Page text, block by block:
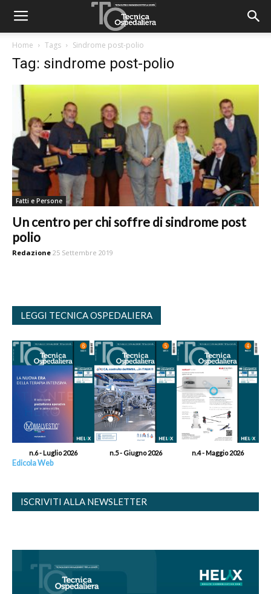
Home Tags Sindrome post-polio
Tag: sindrome post-polio
Fatti e Persone
Un centro per chi soffre di sindrome post
polio
Redazione 25 Settembre 2019
LEGGI TECNICA OSPEDALIERA
n.6 - Luglio 2026 n.5 - Giugno 2026 n.4 - Maggio 2026
Edicola Web
ISCRIVITI ALLA NEWSLETTER